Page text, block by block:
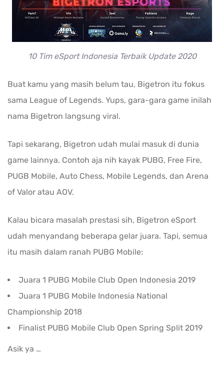
10 Tim eSport Indonesia Terbaik Update 2020
Buat kamu yang masih belum tau, Bigetron itu fokus
sama League of Legends. Yups, gara-gara game inilah
nama Bigetron langsung viral.
Tapi sekarang, Bigetron udah mulai masuk di dunia
game lainnya. Contoh aja nih kayak PUBG, Free Fire,
PUGB Mobile, Auto Chess, Mobile Legends, dan Arena
of Valor atau AOV.
Kalau bicara masalah prestasi sih, Bigetron eSport
udah menyandang beberapa gelar juara. Tapi, semua
itu masih dalam ranah PUBG Mobile:
Juara 1 PUBG Mobile Club Open Indonesia 2019
Juara 1 PUBG Mobile Indonesia National
Championship 2018
Finalist PUBG Mobile Club Open Spring Split 2019
Asik ya …